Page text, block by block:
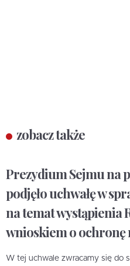
zobacz także
Prezydium Sejmu na
podjęło uchwałę w
na temat wystąpienia
wnioskiem o ochronę
W tej uchwale zwracamy się do